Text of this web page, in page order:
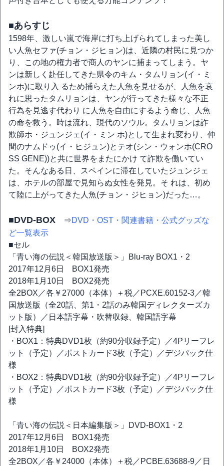
■あらすじ
1598年、激しい嵐で海岸に打ち上げられてしまった美し
い人魚セファ(チョン・ジヒョン)は、近隣の村民に見つか
り、この地の権力者で商人のヤンに捕まってしまう。ヤ
ンは新しく赴任してきた県令のキム・タムリョン(イ・ミ
ンホ)に取り入 るため捕らえた人魚を見せるが、人魚を哀
れに思ったタムリョンは、ヤンが行ってきた様々な不正
行為を見逃す代わり に人魚を自由にするよう命じ、人魚
の命を救う。時は流れ、現代のソウル。タムリョンは詐
欺師ホ・ジュンジェ(イ・ミン ホ)として生まれ変わり、仲
間のナムドゥ(イ・ヒジュン)とテオ(シン・ウォンホ(CRO
SS GENE))と共に世界をまたにかけ て詐欺を働いてい
た。そんなある日、スペインに滞在していたジュンジェ
は、ホテルの部屋で見知らぬ女性を発見。そ れは、初め
て陸に上がってきた人魚(チョン・ジヒョン)だった…。
■DVD-BOX ⇒DVD・OST・関連書籍・公式グッズな
ど一覧表示
■セル
「青い海の伝説＜韓国放送版＞」Blu-ray BOX1・2
2017年12月6日 BOX1発売
2018年1月10日 BOX2発売
全2BOX／各￥27000（本体）＋税／PCXE.60152-3／韓
国放送版（全20話、第1・2話のみ韓国ディレクターズカ
ット版）／日本語字幕・吹替収録、韓国語字幕
[封入特典]
・BOX1：特典DVD1枚（約90分収録予定）／4Pリーフレ
ット（予定）／ポストカード3枚（予定）／デジパック仕
様
・BOX2：特典DVD1枚（約90分収録予定）／4Pリーフレ
ット（予定）／ポストカード3枚（予定）／デジパック仕
様
「青い海の伝説＜日本編集版＞」DVD-BOX1・2
2017年12月6日 BOX1発売
2018年1月10日 BOX2発売
全2BOX／各￥24000（本体）＋税／PCBE.63688-9／日